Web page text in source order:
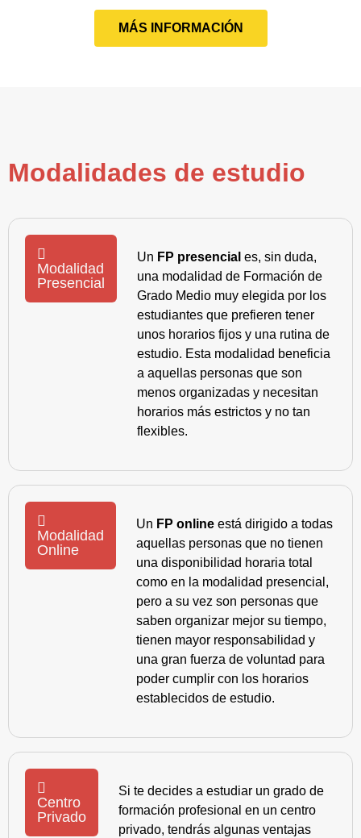
MÁS INFORMACIÓN
Modalidades de estudio
Modalidad
Presencial
Un FP presencial es, sin duda,
una modalidad de Formación de
Grado Medio muy elegida por los
estudiantes que prefieren tener
unos horarios fijos y una rutina de
estudio. Esta modalidad beneficia
a aquellas personas que son
menos organizadas y necesitan
horarios más estrictos y no tan
flexibles.
Modalidad
Online
Un FP online está dirigido a todas
aquellas personas que no tienen
una disponibilidad horaria total
como en la modalidad presencial,
pero a su vez son personas que
saben organizar mejor su tiempo,
tienen mayor responsabilidad y
una gran fuerza de voluntad para
poder cumplir con los horarios
establecidos de estudio.
Centro
Privado
Si te decides a estudiar un grado de
formación profesional en un centro
privado, tendrás algunas ventajas